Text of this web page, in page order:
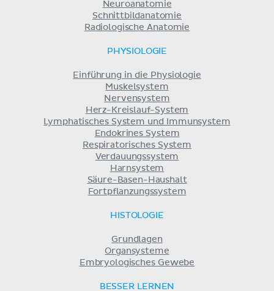
Neuroanatomie
Schnittbildanatomie
Radiologische Anatomie
PHYSIOLOGIE
Einführung in die Physiologie
Muskelsystem
Nervensystem
Herz-Kreislauf-System
Lymphatisches System und Immunsystem
Endokrines System
Respiratorisches System
Verdauungssystem
Harnsystem
Säure-Basen-Haushalt
Fortpflanzungssystem
HISTOLOGIE
Grundlagen
Organsysteme
Embryologisches Gewebe
BESSER LERNEN